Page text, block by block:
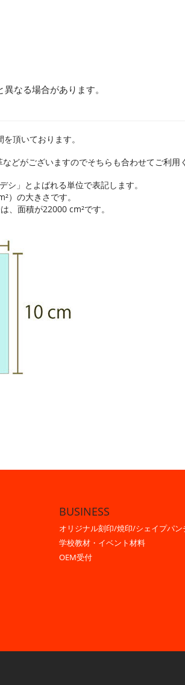
なる場合があります。
頂いております。
どがございますのでそちらも合わせてご利用
シ」とよばれる単位で表記します。
）の大きさです。
、面積が22000 cm²です。
BUSINESS
オリジナル刻印/焼印/シェイプパン
学校教材・イベント材料
OEM受付